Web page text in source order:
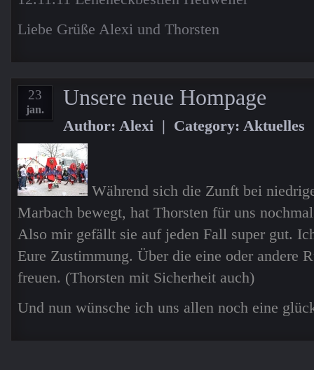
Liebe Grüße Alexi und Thorsten
23
jan. Unsere neue Hompage
Author: Alexi | Category: Aktuelles
Während sich die Zunft bei
Marbach bewegt, hat Thorsten für uns
Also mir gefällt sie auf jeden Fall super gut.
Eure Zustimmung. Über die eine oder andere
freuen. (Thorsten mit Sicherheit auch)
Und nun wünsche ich uns allen noch eine